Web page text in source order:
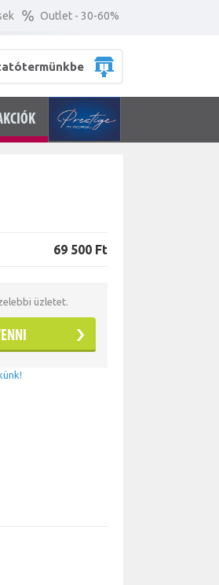
Outlet - 30-60%
69 500 Ft
üzletet.